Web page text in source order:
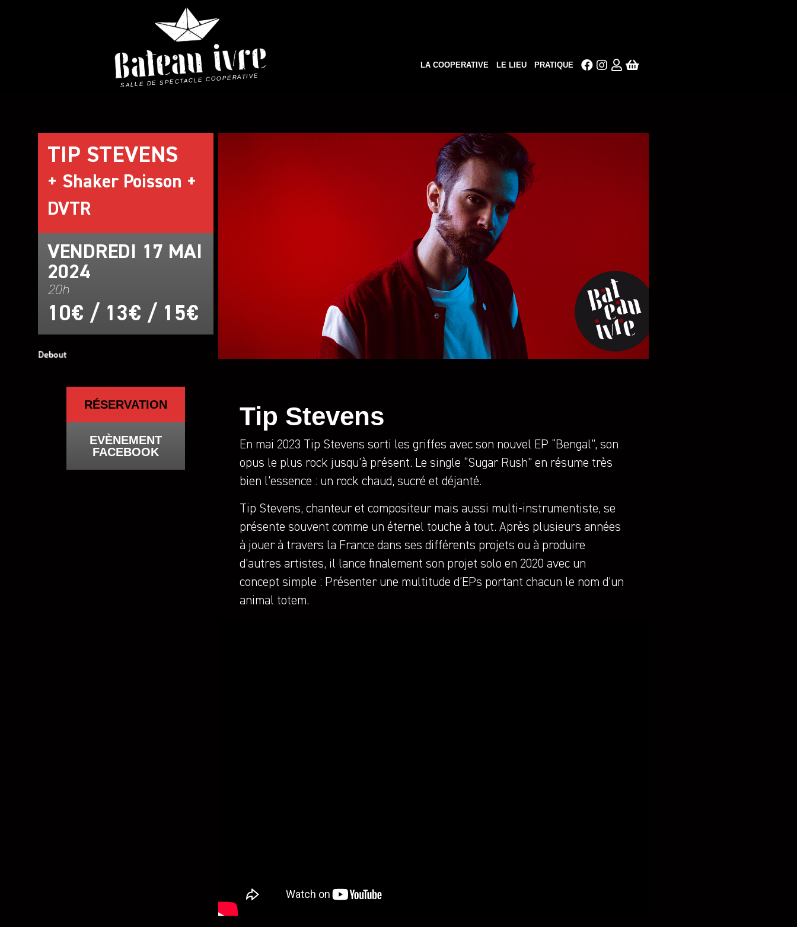
SALLE DE SPECTACLE COOPÉRATIVE
LA COOPERATIVE LE LIEU PRATIQUE
TIP STEVENS
+ Shaker Poisson +
DVTR
VENDREDI 17 MAI
2024
20h
10€ / 13€ / 15€
RÉSERVATION
EVÈNEMENT
FACEBOOK
Tip Stevens
En mai 2023 Tip Stevens sorti les griffes avec son nouvel EP “Bengal”, son
opus le plus rock jusqu’à présent. Le single “Sugar Rush” en résume très
bien l’essence : un rock chaud, sucré et déjanté.
​​Tip Stevens, chanteur et compositeur mais aussi multi-instrumentiste, se
présente souvent comme un éternel touche à tout. Après plusieurs années
à jouer à travers la France dans ses différents projets ou à produire
d’autres artistes, il lance finalement son projet solo en 2020 avec un
concept simple : Présenter une multitude d’EPs portant chacun le nom d’un
animal totem.